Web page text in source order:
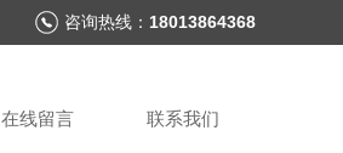
咨询热线： 18013864368
在线留言 联系我们